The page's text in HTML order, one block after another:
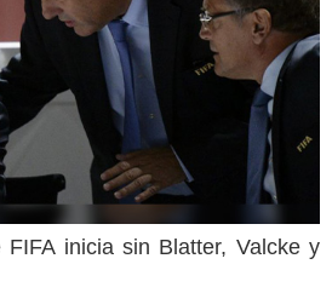
FIFA inicia sin Blatter, Valcke y